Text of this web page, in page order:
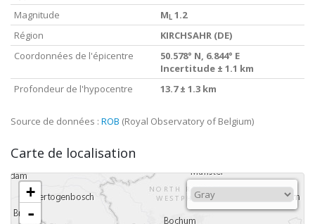
Magnitude
M L 1.2
Région
KIRCHSAHR (DE)
Coordonnées de l'épicentre
50.578° N, 6.844° E
Incertitude ± 1.1 km
Profondeur de l'hypocentre
13.7 ± 1.3 km
Source de données : ROB (Royal Observatory of Belgium)
Carte de localisation
+
-